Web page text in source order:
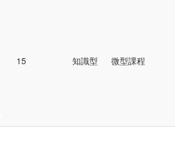
15 知識型 微型課程